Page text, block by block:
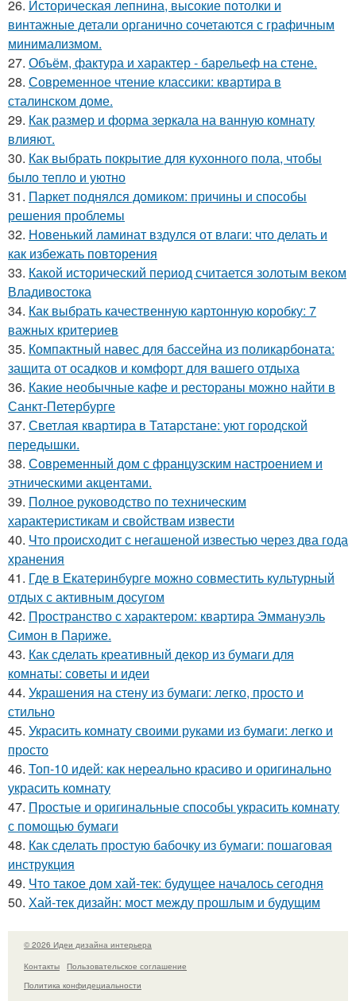
26. Историческая лепнина, высокие потолки и
винтажные детали органично сочетаются с графичным
минимализмом.
27. Объём, фактура и характер - барельеф на стене.
28. Современное чтение классики: квартира в
сталинском доме.
29. Как размер и форма зеркала на ванную комнату
влияют.
30. Как выбрать покрытие для кухонного пола, чтобы
было тепло и уютно
31. Паркет поднялся домиком: причины и способы
решения проблемы
32. Новенький ламинат вздулся от влаги: что делать и
как избежать повторения
33. Какой исторический период считается золотым веком
Владивостока
34. Как выбрать качественную картонную коробку: 7
важных критериев
35. Компактный навес для бассейна из поликарбоната:
защита от осадков и комфорт для вашего отдыха
36. Какие необычные кафе и рестораны можно найти в
Санкт-Петербурге
37. Светлая квартира в Татарстане: уют городской
передышки.
38. Современный дом с французским настроением и
этническими акцентами.
39. Полное руководство по техническим
характеристикам и свойствам извести
40. Что происходит с негашеной известью через два года
хранения
41. Где в Екатеринбурге можно совместить культурный
отдых с активным досугом
42. Пространство с характером: квартира Эммануэль
Симон в Париже.
43. Как сделать креативный декор из бумаги для
комнаты: советы и идеи
44. Украшения на стену из бумаги: легко, просто и
стильно
45. Украсить комнату своими руками из бумаги: легко и
просто
46. Топ-10 идей: как нереально красиво и оригинально
украсить комнату
47. Простые и оригинальные способы украсить комнату
с помощью бумаги
48. Как сделать простую бабочку из бумаги: пошаговая
инструкция
49. Что такое дом хай-тек: будущее началось сегодня
50. Хай-тек дизайн: мост между прошлым и будущим
© 2026 Идеи дизайна интерьера
Контакты
Пользовательское соглашение
Политика конфидециальности